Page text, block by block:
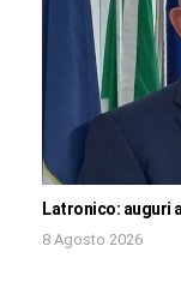
Latronico: auguri
8 Agosto 2026